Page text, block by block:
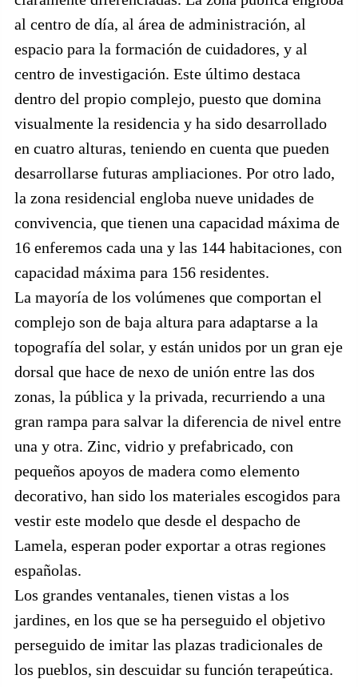
al centro de día, al área de administración, al
espacio para la formación de cuidadores, y al
centro de investigación. Este último destaca
dentro del propio complejo, puesto que domina
visualmente la residencia y ha sido desarrollado
en cuatro alturas, teniendo en cuenta que pueden
desarrollarse futuras ampliaciones. Por otro lado,
la zona residencial engloba nueve unidades de
convivencia, que tienen una capacidad máxima de
16 enferemos cada una y las 144 habitaciones, con
capacidad máxima para 156 residentes.
La mayoría de los volúmenes que comportan el
complejo son de baja altura para adaptarse a la
topografía del solar, y están unidos por un gran eje
dorsal que hace de nexo de unión entre las dos
zonas, la pública y la privada, recurriendo a una
gran rampa para salvar la diferencia de nivel entre
una y otra. Zinc, vidrio y prefabricado, con
pequeños apoyos de madera como elemento
decorativo, han sido los materiales escogidos para
vestir este modelo que desde el despacho de
Lamela, esperan poder exportar a otras regiones
españolas.
Los grandes ventanales, tienen vistas a los
jardines, en los que se ha perseguido el objetivo
perseguido de imitar las plazas tradicionales de
los pueblos, sin descuidar su función terapeútica.